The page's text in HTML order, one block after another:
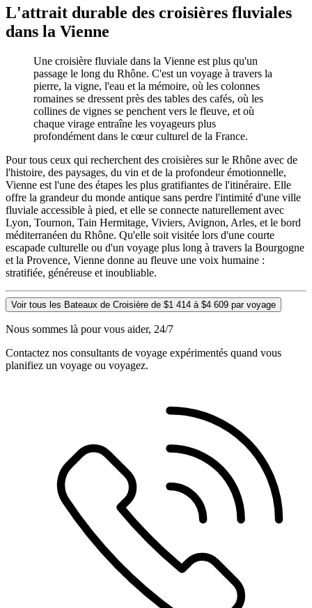
L'attrait durable des croisières fluviales
dans la Vienne
Une croisière fluviale dans la Vienne est plus qu'un
passage le long du Rhône. C'est un voyage à travers la
pierre, la vigne, l'eau et la mémoire, où les colonnes
romaines se dressent près des tables des cafés, où les
collines de vignes se penchent vers le fleuve, et où
chaque virage entraîne les voyageurs plus
profondément dans le cœur culturel de la France.
Pour tous ceux qui recherchent des croisières sur le Rhône avec de
l'histoire, des paysages, du vin et de la profondeur émotionnelle,
Vienne est l'une des étapes les plus gratifiantes de l'itinéraire. Elle
offre la grandeur du monde antique sans perdre l'intimité d'une ville
fluviale accessible à pied, et elle se connecte naturellement avec
Lyon, Tournon, Tain Hermitage, Viviers, Avignon, Arles, et le bord
méditerranéen du Rhône. Qu'elle soit visitée lors d'une courte
escapade culturelle ou d'un voyage plus long à travers la Bourgogne
et la Provence, Vienne donne au fleuve une voix humaine :
stratifiée, généreuse et inoubliable.
Voir tous les Bateaux de Croisière de $1 414 à $4 609 par voyage
Nous sommes là pour vous aider, 24/7
Contactez nos consultants de voyage expérimentés quand vous
planifiez un voyage ou voyagez.